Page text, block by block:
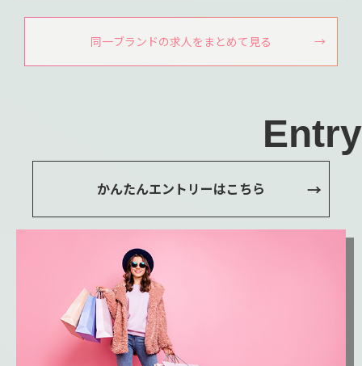
同一ブランドの求人をまとめて見る
Entry
かんたんエントリーはこちら